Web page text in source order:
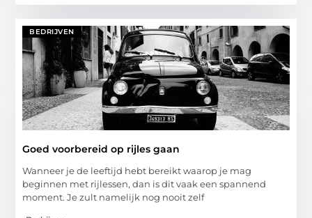
BEDRIJVEN
Goed voorbereid op rijles gaan
Wanneer je de leeftijd hebt bereikt waarop je mag
beginnen met rijlessen, dan is dit vaak een spannend
moment. Je zult namelijk nog nooit zelf